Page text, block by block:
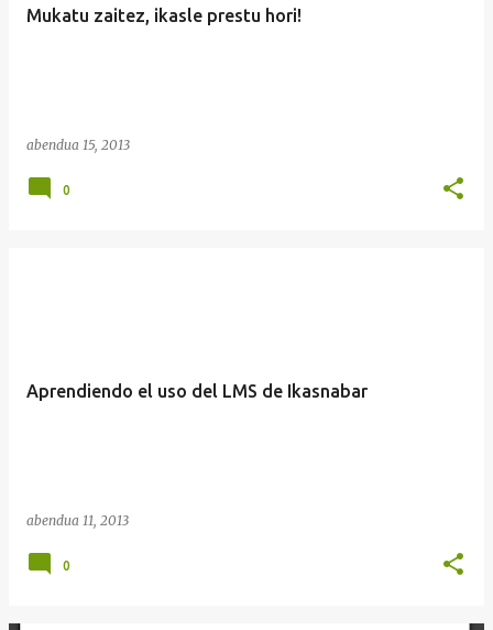
Mukatu zaitez, ikasle prestu hori!
abendua 15, 2013
0
Aprendiendo el uso del LMS de Ikasnabar
abendua 11, 2013
0